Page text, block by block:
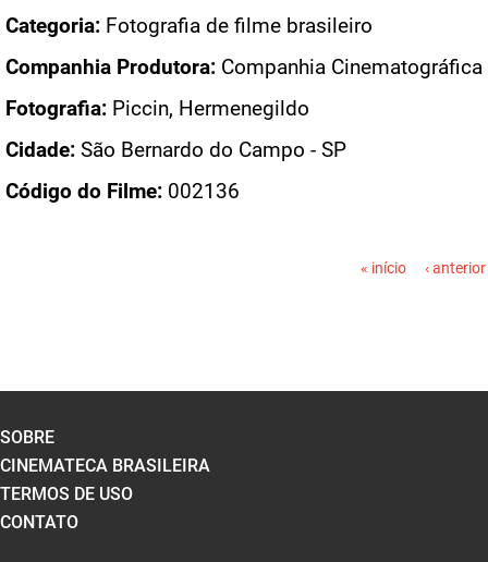
Categoria: Fotografia de filme brasileiro
Companhia Produtora: Companhia Cinematográfica
Fotografia: Piccin, Hermenegildo
Cidade: São Bernardo do Campo - SP
Código do Filme: 002136
« início ‹ anterior
SOBRE
CINEMATECA BRASILEIRA
TERMOS DE USO
CONTATO